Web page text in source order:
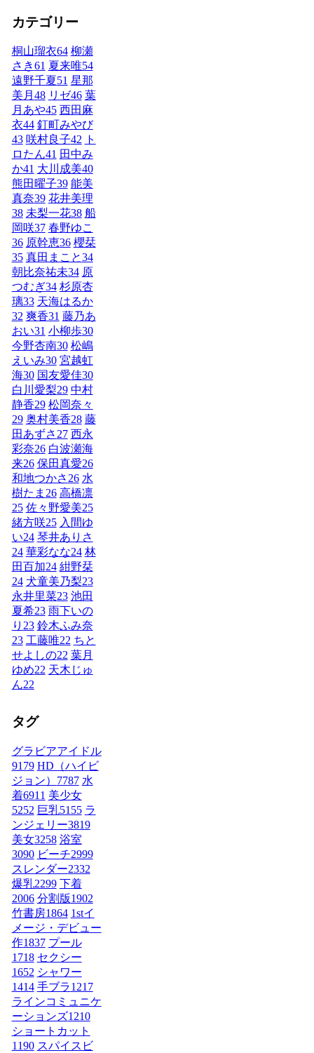
カテゴリー
桐山瑠衣64 柳瀬
さき61 夏来唯54
遠野千夏 51 星那
美月 48 リゼ46 葉
月あや45 西田麻
衣44 釘町みやび
43 咲村良子42
ト
ロたん41 田中み
か41 大川成美40
熊田曜子39 能美
真奈39 花井美理
38 未梨一花38 船
岡咲37 春野ゆこ
36 原幹恵36 櫻栞
35 真田まこと34
朝比奈祐未34 原
つむぎ34 杉原杏
璃33 天海はるか
32 爽香31 藤乃あ
おい31 小柳歩30
今野杏南30 松嶋
えいみ30 宮越虹
海30 国友愛佳30
白川愛梨29 中村
静香29 松岡奈々
29 奥村美香28 藤
田あずさ27 西永
彩奈26 白波瀬海
来26 保田真愛26
和地つかさ26 水
樹たま 26 高橋凛
25 佐々野愛美25
緒方咲25 入間ゆ
い24 琴井ありさ
24 華彩なな24 林
田百加24 紺野栞
24 犬童美乃梨23
永井里菜23 池田
夏希23 雨下いの
り 23 鈴木ふみ奈
23 工藤唯22 ちと
せよしの22 葉月
ゆめ22 天木じゅ
ん22
タグ
グラビアアイドル
9179 HD（ハイビ
ジョン） 7787 水
着6911 美少女
5252 巨乳5155 ラ
ンジェリー3819
美女3258 浴室
3090 ビーチ2999
スレンダー2332
爆乳2299 下着
2006 分割版1902
竹書房1864 1stイ
メージ・デビュー
作1837 プール
1718 セクシー
1652 シャワー
1414 手ブラ1217
ラインコミュニケ
ーションズ1210
ショートカット
1190 スパイスビ